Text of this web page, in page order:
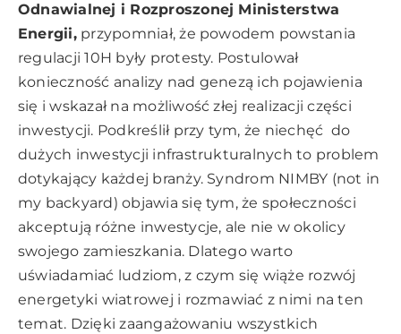
Odnawialnej i Rozproszonej Ministerstwa
Energii,przypomniał, że powodem powstania
regulacji 10H były protesty. Postulował
konieczność analizy nad genezą ich pojawienia
się i wskazał na możliwość złej realizacji części
inwestycji. Podkreślił przy tym, że niechęć do
dużych inwestycji infrastrukturalnych to problem
dotykający każdej branży. Syndrom NIMBY (not in
my backyard) objawia się tym, że społeczności
akceptują różne inwestycje, ale nie w okolicy
swojego zamieszkania. Dlatego warto
uświadamiać ludziom, z czym się wiąże rozwój
energetyki wiatrowej i rozmawiać z nimi na ten
temat. Dzięki zaangażowaniu wszystkich